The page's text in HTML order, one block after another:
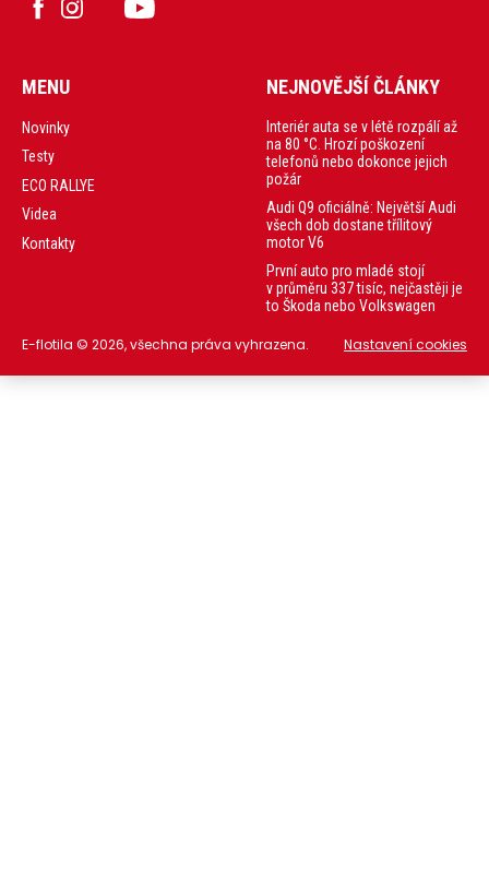
MENU
Novinky
Testy
ECO RALLYE
Videa
Kontakty
NEJNOVĚJŠÍ ČLÁNKY
Interiér auta se v létě rozpálí až
na 80 °C. Hrozí poškození
telefonů nebo dokonce jejich
požár
Audi Q9 oficiálně: Největší Audi
všech dob dostane třílitový
motor V6
První auto pro mladé stojí
v průměru 337 tisíc, nejčastěji je
to Škoda nebo Volkswagen
E-flotila © 2026, všechna práva vyhrazena. Nastavení cookies